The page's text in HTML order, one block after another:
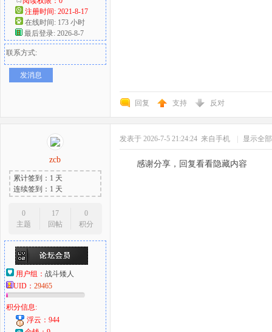
注册时间: 2021-8-17
在线时间: 173 小时
最后登录: 2026-8-7
联系方式:
发消息
回复 支持 反对
zcb
累计签到：1 天
连续签到：1 天
0
主题
17
回帖
0
积分
用户组： 战斗矮人
UID： 29465
积分信息:
浮云：944
发表于 2026-7-5 21:24:24 来自手机 显示全
感谢分享，回复看看隐藏内容